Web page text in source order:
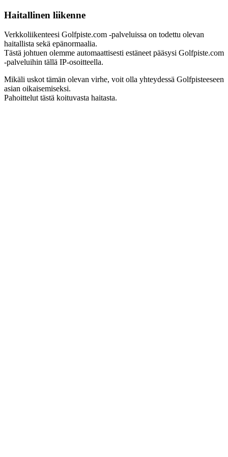
Haitallinen liikenne
Verkkoliikenteesi Golfpiste.com -palveluissa on todettu olevan
haitallista sekä epänormaalia.
Tästä johtuen olemme automaattisesti estäneet pääsysi Golfpiste.com
-palveluihin tällä IP-osoitteella.
Mikäli uskot tämän olevan virhe, voit olla yhteydessä Golfpisteeseen
asian oikaisemiseksi.
Pahoittelut tästä koituvasta haitasta.